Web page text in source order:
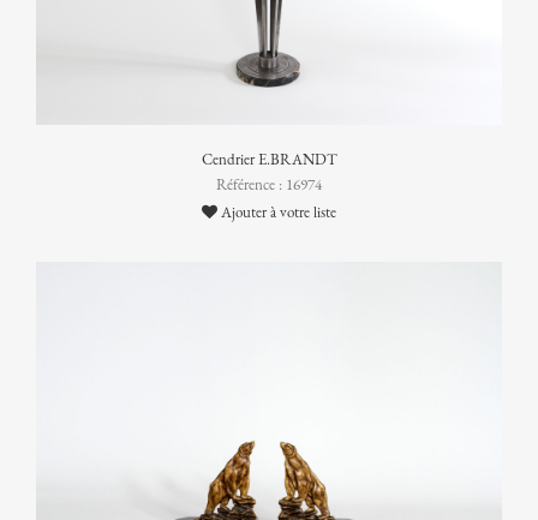
Cendrier E.BRANDT
Référence : 16974
Ajouter à votre liste